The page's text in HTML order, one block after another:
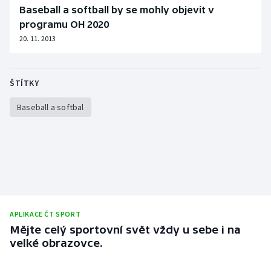
Baseball a softball by se mohly objevit v
programu OH 2020
20. 11. 2013
ŠTÍTKY
Baseball a softbal
APLIKACE ČT SPORT
Mějte celý sportovní svět vždy u sebe i na
velké obrazovce.